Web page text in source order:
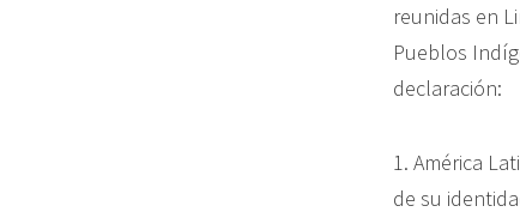
reunidas en
Pueblos
declaración:
1. América
de su